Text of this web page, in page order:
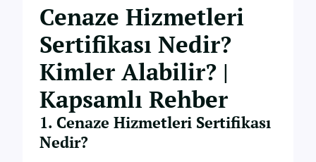
Cenaze Hizmetleri
Sertifikası Nedir?
Kimler Alabilir? |
Kapsamlı Rehber
1. Cenaze Hizmetleri Sertifikası
Nedir?